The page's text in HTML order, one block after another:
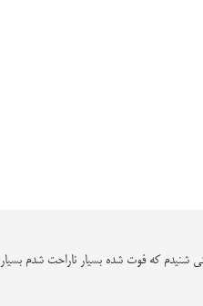
که فوت شده بسیار ناراحت شدم بسیار